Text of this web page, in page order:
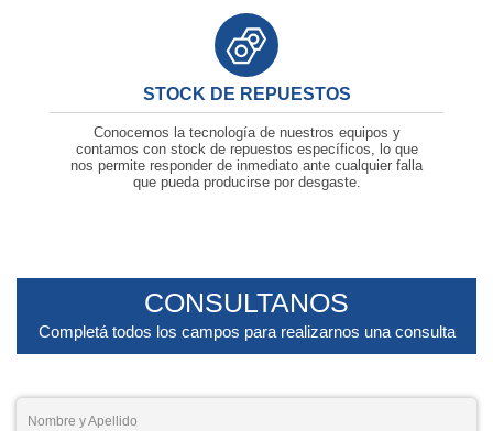
STOCK DE REPUESTOS
Conocemos la tecnología de nuestros equipos y
contamos con stock de repuestos específicos, lo que
nos permite responder de inmediato ante cualquier falla
que pueda producirse por desgaste.
CONSULTANOS
Completá todos los campos para realizarnos una consulta
Nombre y Apellido